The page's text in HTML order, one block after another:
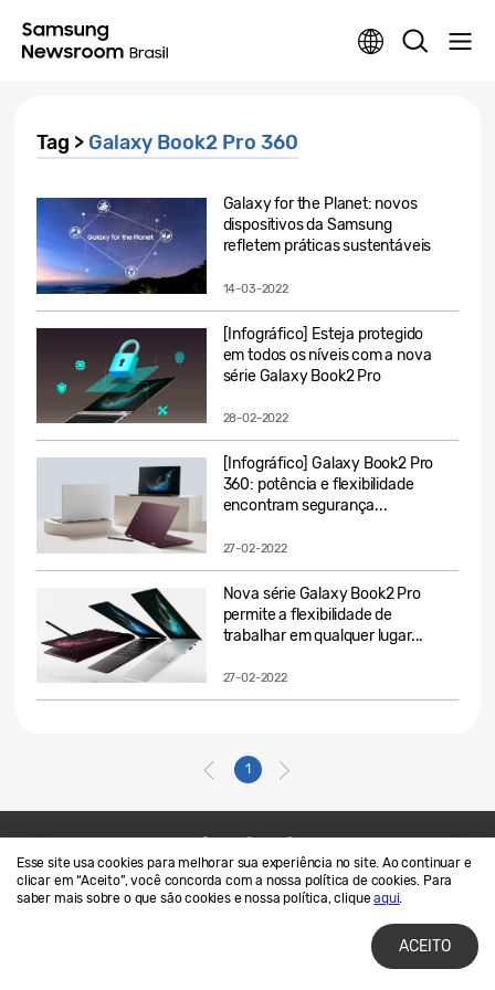
Esse site usa cookies para melhorar sua experiência no site. Ao continuar e
clicar em “Aceito”, você concorda com a nossa política de cookies. Para
saber mais sobre o que são cookies e nossa política, cliqueaqui.
ACEITO
Tag > Galaxy Book2 Pro 360
Galaxy for the Planet: novos
dispositivos da Samsung
refletem práticas sustentáveis
14-03-2022
[Infográfico] Esteja protegido
em todos os níveis com a nova
série Galaxy Book2 Pro
28-02-2022
[Infográfico] Galaxy Book2 Pro
360: potência e flexibilidade
encontram segurança...
27-02-2022
Nova série Galaxy Book2 Pro
permite a flexibilidade de
trabalhar em qualquer lugar...
27-02-2022
1
Contato
SAMSUNG.COM
Termos de Uso
Privacidade e Cookies